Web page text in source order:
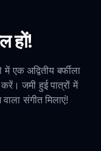
हों!
एक अद्वितीय बर्फीला
जमी हुई पात्रों में
संगीत मिलाएं!